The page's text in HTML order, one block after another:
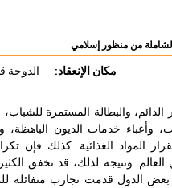
الشاملة من منظور إسلامي
مكان الإنعقاد: الدوحة
الدائم، والبطالة المستمرة
وأعباء خدمات الديون الباهظة،
المواد الغذائية. كذلك فإن
ونتيجة لذلك، قد تخفق
الدول قدمت تجارب متفائلة